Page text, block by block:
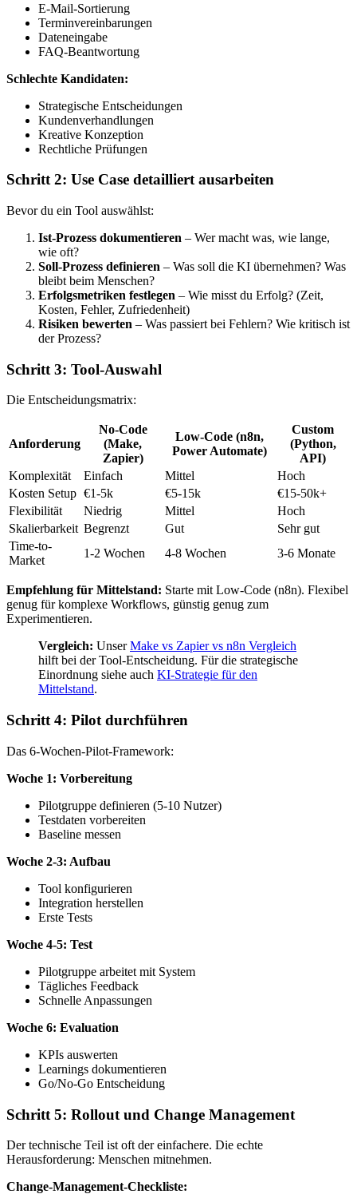
E-Mail-Sortierung
Terminvereinbarungen
Dateneingabe
FAQ-Beantwortung
Schlechte Kandidaten:
Strategische Entscheidungen
Kundenverhandlungen
Kreative Konzeption
Rechtliche Prüfungen
Schritt 2: Use Case detailliert ausarbeiten
Bevor du ein Tool auswählst:
Ist-Prozess dokumentieren – Wer macht was, wie lange,
wie oft?
Soll-Prozess definieren – Was soll die KI übernehmen? Was
bleibt beim Menschen?
Erfolgsmetriken festlegen – Wie misst du Erfolg? (Zeit,
Kosten, Fehler, Zufriedenheit)
Risiken bewerten – Was passiert bei Fehlern? Wie kritisch ist
der Prozess?
Schritt 3: Tool-Auswahl
Die Entscheidungsmatrix:
Anforderung
No-Code
(Make,
Zapier)
Low-Code (n8n,
Power Automate)
Custom
(Python,
API)
Komplexität
Einfach Mittel
Hoch
Kosten Setup €1-5k €5-15k
€15-50k+
Flexibilität
Niedrig Mittel
Hoch
Skalierbarkeit Begrenzt Gut
Sehr gut
Time-to-
Market
1-2 Wochen 4-8 Wochen 3-6 Monate
Empfehlung für Mittelstand: Starte mit Low-Code (n8n). Flexibel
genug für komplexe Workflows, günstig genug zum
Experimentieren.
Vergleich: UnserMake vs Zapier vs n8n Vergleich
hilft bei der Tool-Entscheidung. Für die strategische
Einordnung siehe auch KI-Strategie für den
Mittelstand.
Schritt 4: Pilot durchführen
Das 6-Wochen-Pilot-Framework:
Woche 1: Vorbereitung
Pilotgruppe definieren (5-10 Nutzer)
Testdaten vorbereiten
Baseline messen
Woche 2-3: Aufbau
Tool konfigurieren
Integration herstellen
Erste Tests
Woche 4-5: Test
Pilotgruppe arbeitet mit System
Tägliches Feedback
Schnelle Anpassungen
Woche 6: Evaluation
KPIs auswerten
Learnings dokumentieren
Go/No-Go Entscheidung
Schritt 5: Rollout und Change Management
Der technische Teil ist oft der einfachere. Die echte
Herausforderung: Menschen mitnehmen.
Change-Management-Checkliste: